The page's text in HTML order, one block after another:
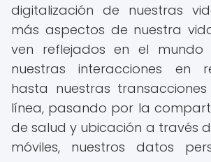
digitalización de nuestras
más aspectos de nuestra
ven reflejados en el mundo
nuestras interacciones en
hasta nuestras
línea, pasando por la
de salud y ubicación a través
móviles, nuestros datos